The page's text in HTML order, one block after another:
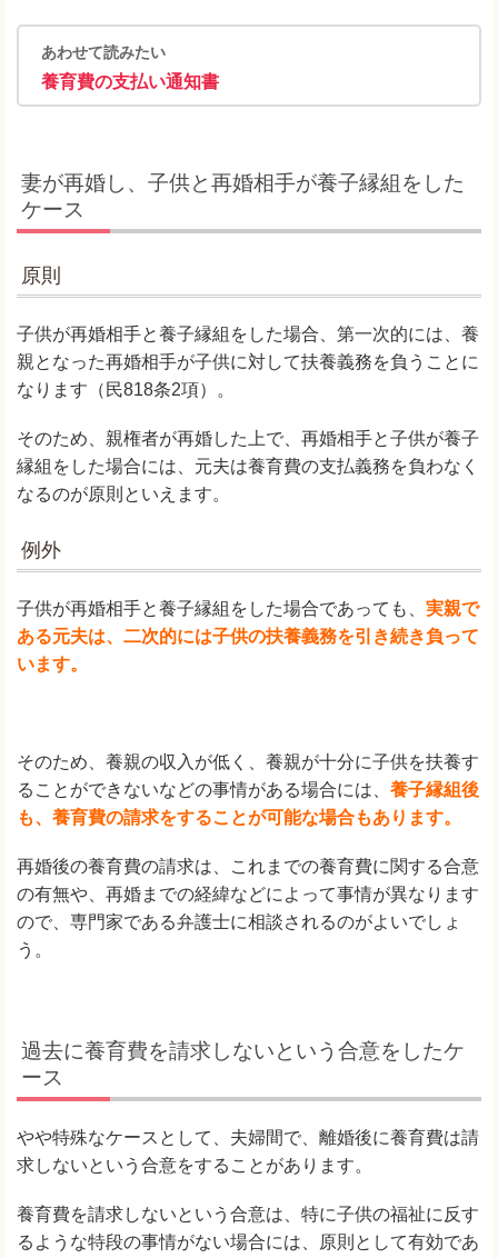
あわせて読みたい
養育費の支払い通知書
妻が再婚し、子供と再婚相手が養子縁組をした
ケース
原則
子供が再婚相手と養子縁組をした場合、第一次的には、養
親となった再婚相手が子供に対して扶養義務を負うことに
なります（民818条2項）。
そのため、親権者が再婚した上で、再婚相手と子供が養子
縁組をした場合には、元夫は養育費の支払義務を負わなく
なるのが原則といえます。
例外
子供が再婚相手と養子縁組をした場合であっても、 実親で
ある元夫は、二次的には子供の扶養義務を引き続き負って
います。
そのため、養親の収入が低く、養親が十分に子供を扶養す
ることができないなどの事情がある場合には、 養子縁組後
も、養育費の請求をすることが可能な場合もあります。
再婚後の養育費の請求は、これまでの養育費に関する合意
の有無や、再婚までの経緯などによって事情が異なります
ので、専門家である弁護士に相談されるのがよいでしょ
う。
過去に養育費を請求しないという合意をしたケ
ース
やや特殊なケースとして、夫婦間で、離婚後に養育費は請
求しないという合意をすることがあります。
養育費を請求しないという合意は、特に子供の福祉に反す
るような特段の事情がない場合には、原則として有効であ